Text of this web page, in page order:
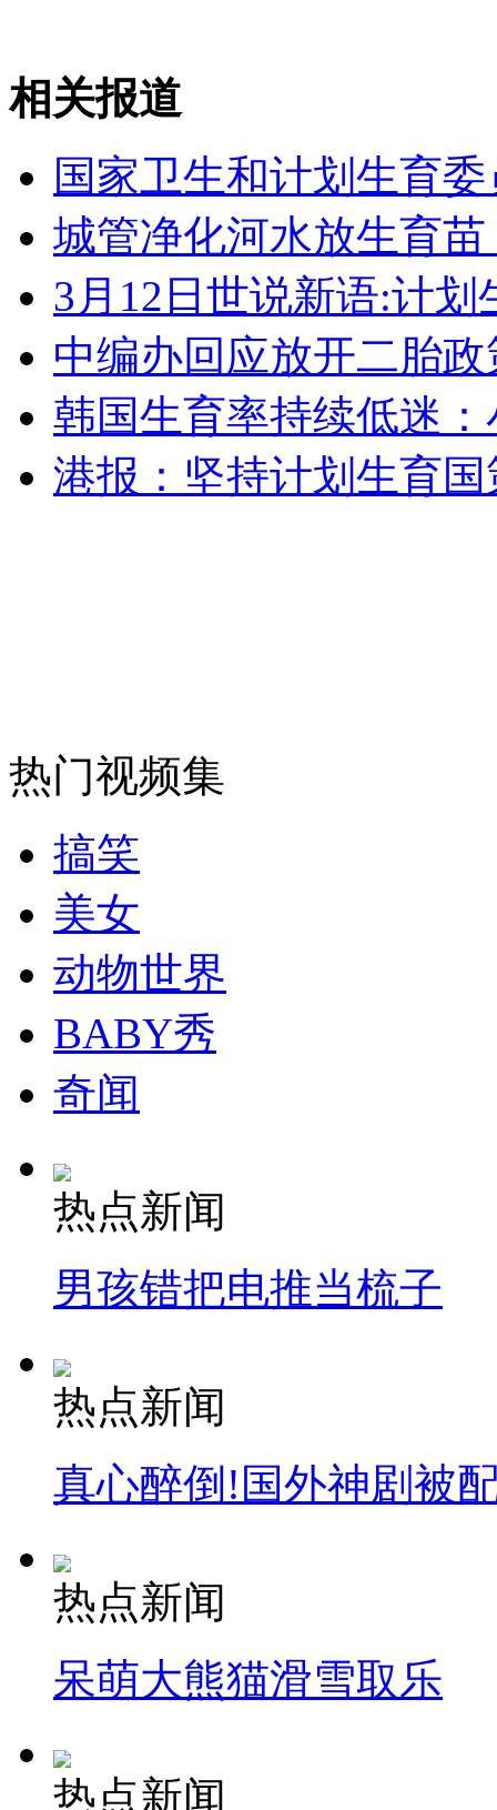
无痛分娩是否安全 医生回应
外交部：反对强权政治霸凌主义
外交部：有关国家言论片面不公正
安徽一实载49人客车翻车
走！跟着总书记去植树
司机酒驾遇交警 急速倒车逃窜
相关报道
国家卫生和计划生育
城管净化河水放生育
3月12日世说新语:计划
中编办回应放开二胎
韩国生育率持续低迷
港报：坚持计划生育
热门视频集
搞笑
美女
动物世界
BABY秀
奇闻
热点新闻
男孩错把电推当梳子
热点新闻
真心醉倒!国外神剧被
热点新闻
呆萌大熊猫滑雪取乐
热点新闻